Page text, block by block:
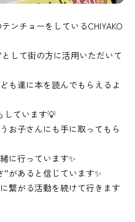
ンチョーをしているCHIYAKO
して街の方に活用いただいて
も達に本を読んでもらえるよ
しています💡
お子さんにも手に取ってもら
に行っています✨
があると信じています✨
繋がる活動を続けて行きます